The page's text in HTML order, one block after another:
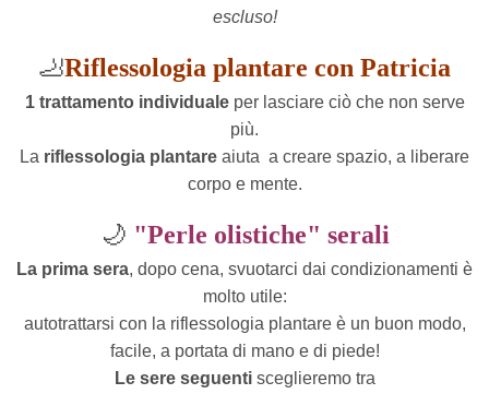
escluso!
🦶Riflessologia plantare con Patricia
1 trattamento individualeper lasciare ciò che non serve
più.
La riflessologia plantare aiuta a creare spazio, a liberare
corpo e mente.
🌙 "Perle olistiche" serali
La prima sera, dopo cena, svuotarci dai condizionamenti è
molto utile:
autotrattarsi con la riflessologia plantare è un buon modo,
facile, a portata di mano e di piede!
Le sere seguentisceglieremo tra